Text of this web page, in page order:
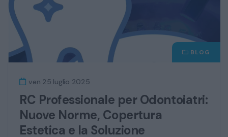
BLOG
ven 25 luglio 2025
RC Professionale per Odontoiatri:
Nuove Norme, Copertura
Estetica e la Soluzione